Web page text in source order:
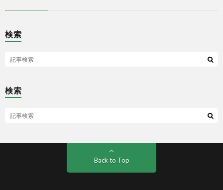
検索
検索
Back to Top